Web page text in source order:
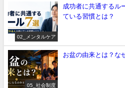
02_メンタルケア
成功者に共通するル
ている習慣とは？
05_社会制度
お盆の由来とは？な